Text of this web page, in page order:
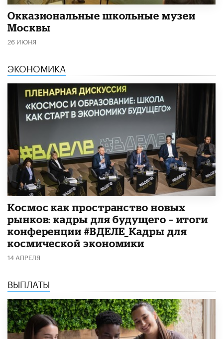
​Окказиональные школьные музеи
Москвы
26 ИЮНЯ
ЭКОНОМИКА
Космос как пространство новых
рынков: кадры для будущего – итоги
конференции #ВДЕЛЕ_Кадры для
космической экономики
14 АПРЕЛЯ
ВЫПЛАТЫ